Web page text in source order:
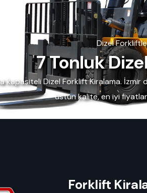
Dizel
7 Tonluk
kapasiteli Dizel Forklift Kiralama.
üstün kalite, en iyi
Forklift